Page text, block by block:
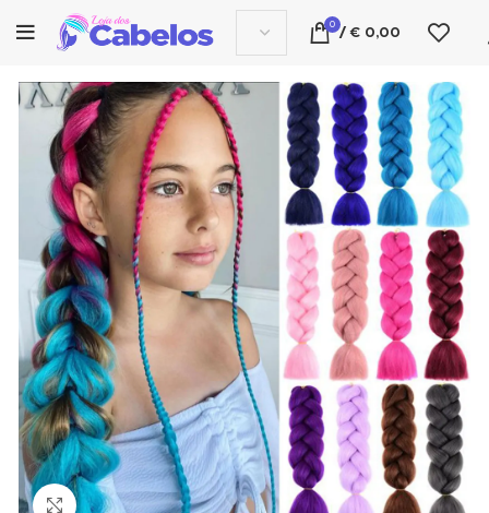
0
/ € 0,00
Click to enlarge